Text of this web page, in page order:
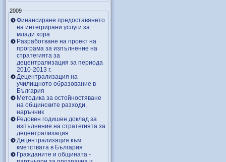
2009
Финансиране предоставянето
на интегрирани услуги за
млади хора
Разработване на проект на
програма за изпълнение на
стратегията за
децентрализация за периода
2010-2013 г.
Децентрализация на
училищното образование в
България
Методика за остойностяване
на общинските разходи,
наръчник
Редовен годишен доклад за
изпълнение на стратегията за
децентрализация
Децентрализация към
кметствата в България
Гражданите и общината -